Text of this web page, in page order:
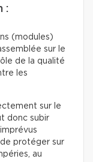
:
(modules)
sur le
de la qualité
les
sur le
donc subir
protéger sur
au